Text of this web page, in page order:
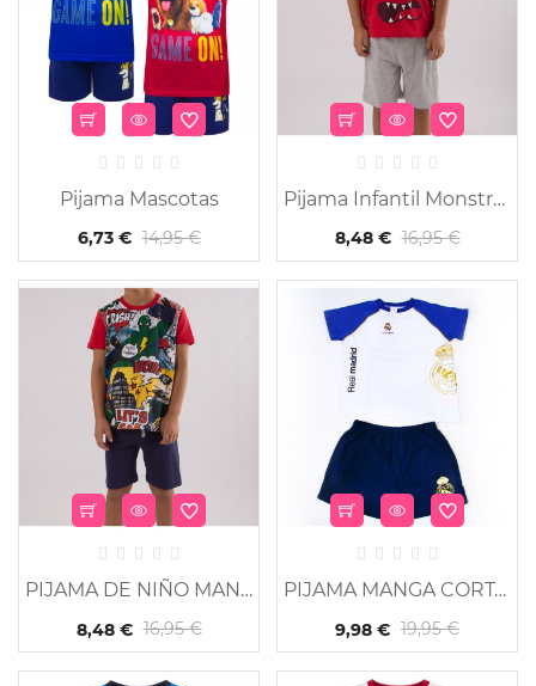
Pijama Mascotas
6,73 € 14,95 €
Pijama Infantil Monstrou
8,48 € 16,95 €
-50%
PIJAMA DE NIÑO MANGA...
8,48 € 16,95 €
PIJAMA MANGA CORTA...
9,98 € 19,95 €